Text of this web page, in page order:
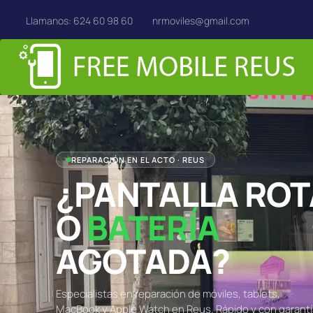
Llamanos: 624 60 98 60 nrmoviles@gmail.com
REPARACIÓN EN EL ACTO · REUS
¿PANTALLA
OBATERÍA
AGOTADA?
Especialistas en reparación de móviles, tablets,
MacBook y Apple Watch en Reus. Rápido y con